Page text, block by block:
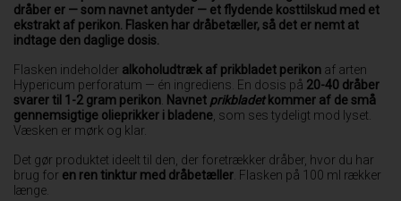
dråber er — som navnet antyder — et flydende kosttilskud med et
ekstrakt af perikon. Flasken har dråbetæller, så det er nemt at
indtage den daglige dosis.
Flasken indeholder alkoholudtræk af prikbladet perikon af arten
Hypericum perforatum — én ingrediens. En dosis på 20-40 dråber
svarer til 1-2 gram perikon Navnet prikbladetkommer af de små
gennemsigtige olieprikker i bladene , som ses tydeligt mod lyset.
Væsken er mørk og klar.
Det gør produktet ideelt til den, der foretrækker dråber, hvor du har
brug for en ren tinktur med dråbetæller . Flasken på 100 ml rækker
længe.